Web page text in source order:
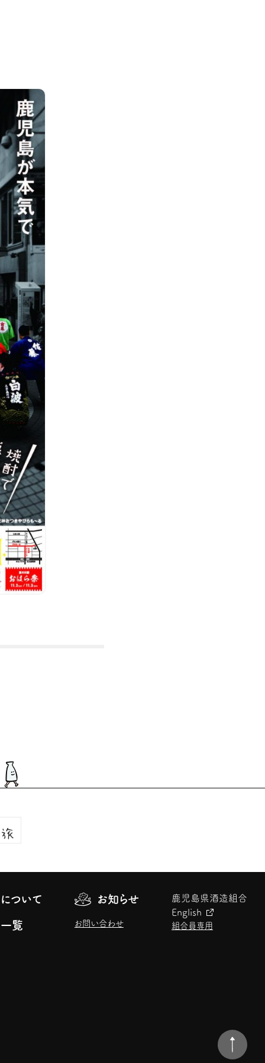
ついて
覧
お知らせ
お問い合わせ
鹿児島県酒造組合
English
組合員専用